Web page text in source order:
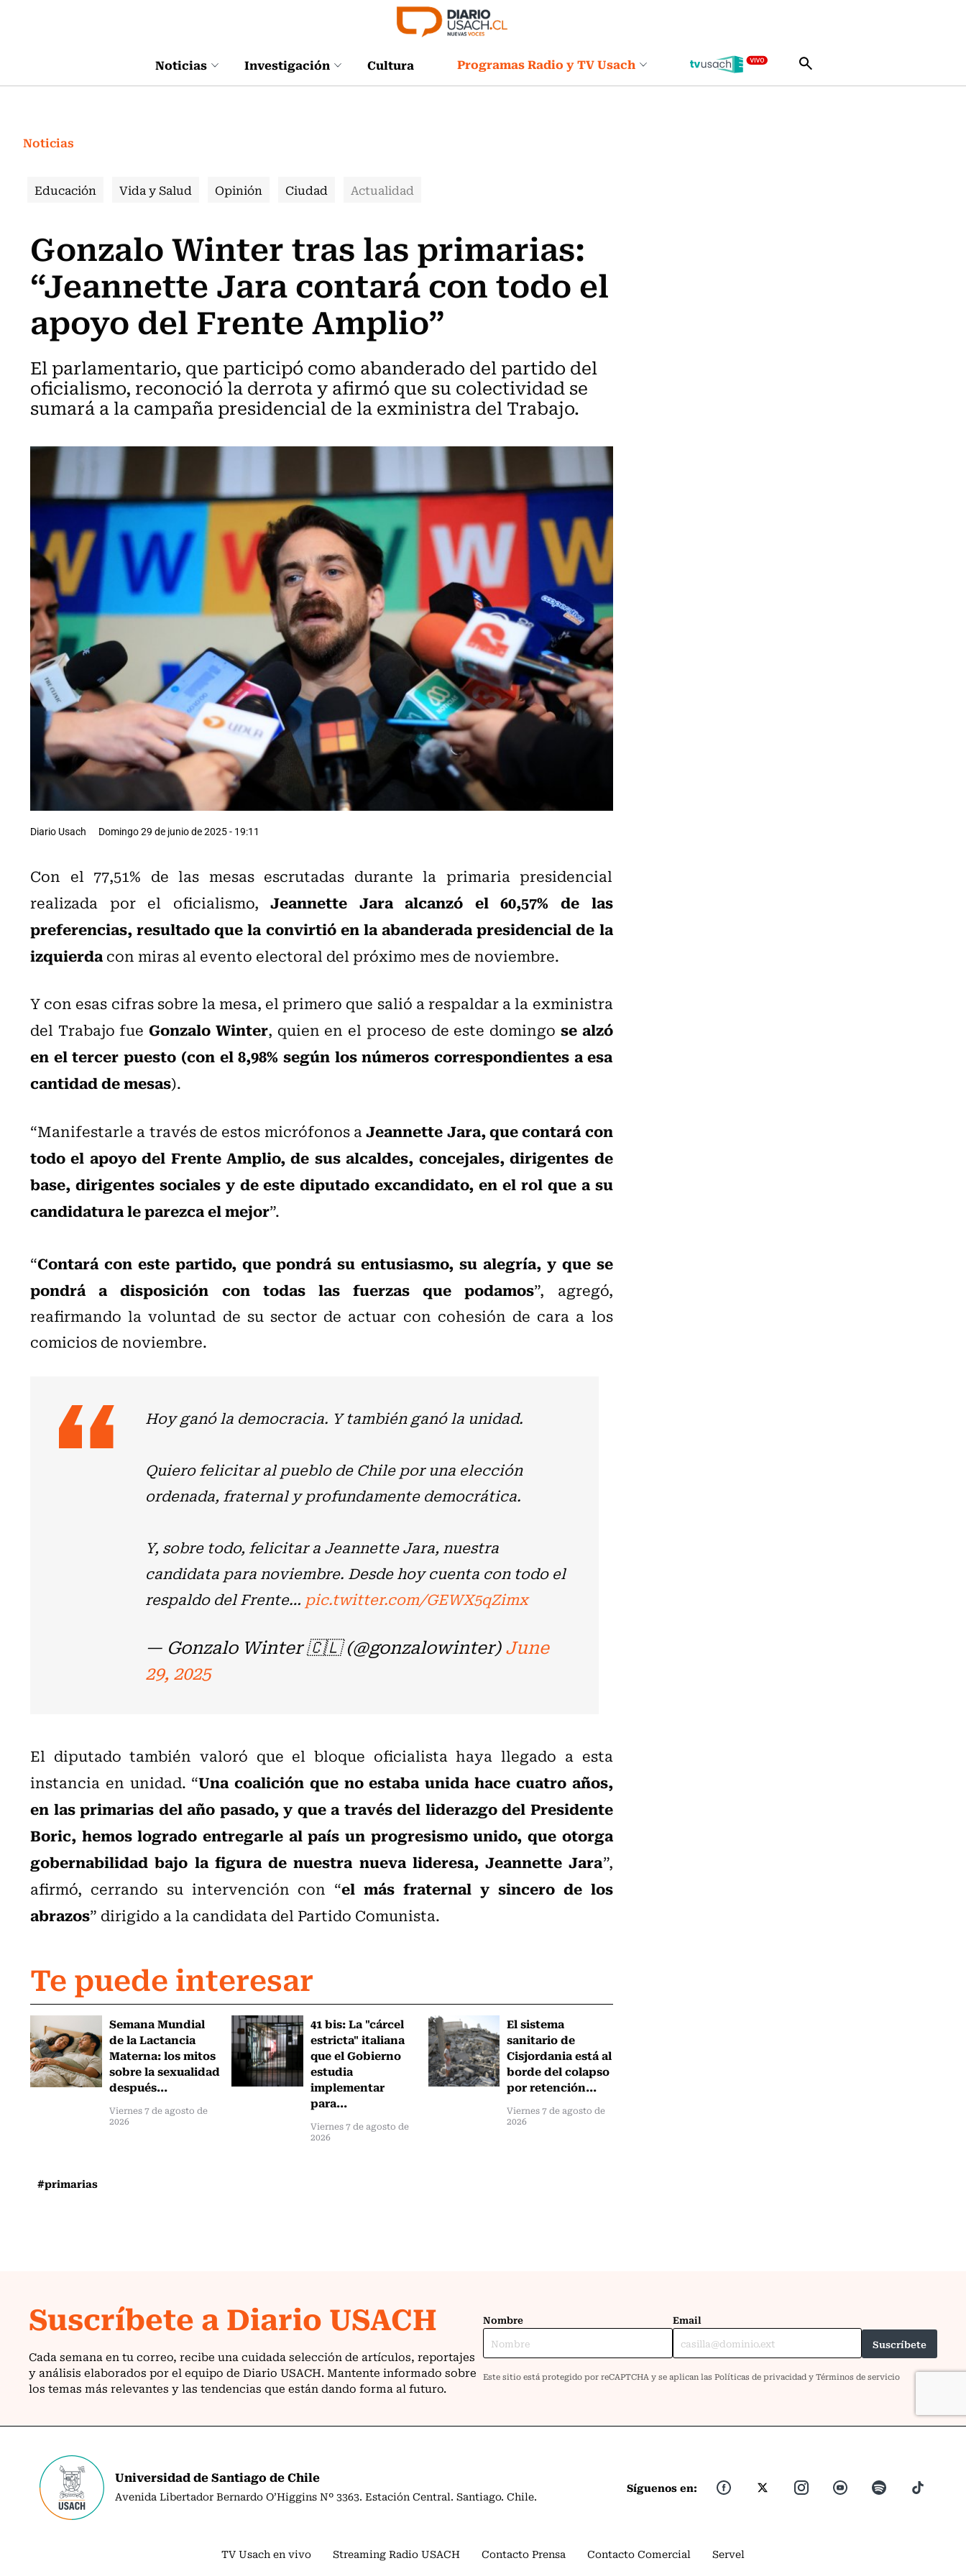
Noticias Investigación Cultura Programas Radio y TV Usach
Noticias
Educación Vida y Salud Opinión Ciudad Actualidad
Gonzalo Winter tras las primarias:
“Jeannette Jara contará con todo el
apoyo del Frente Amplio”
El parlamentario, que participó como abanderado del partido del
oficialismo, reconoció la derrota y afirmó que su colectividad se
sumará a la campaña presidencial de la exministra del Trabajo.
Diario Usach Domingo 29 de junio de 2025 - 19:11
Con el 77,51% de las mesas escrutadas durante la primaria presidencial
realizada por el oficialismo,Jeannette Jara alcanzó el 60,57% de las
preferencias, resultado que la convirtió en la abanderada presidencial de la
izquierdacon miras al evento electoral del próximo mes de noviembre.
Y con esas cifras sobre la mesa, el primero que salió a respaldar a la exministra
del Trabajo fueGonzalo Winter, quien en el proceso de este domingo se alzó
en el tercer puesto (con el 8,98% según los números correspondientes a esa
cantidad de mesas).
“Manifestarle a través de estos micrófonos aJeannette Jara, que contará con
todo el apoyo del Frente Amplio, de sus alcaldes, concejales, dirigentes de
base, dirigentes sociales y de este diputado excandidato, en el rol que a su
candidatura le parezca el mejor”.
“Contará con este partido, que pondrá su entusiasmo, su alegría, y que se
pondrá a disposición con todas las fuerzas que podamos”, agregó,
reafirmando la voluntad de su sector de actuar con cohesión de cara a los
comicios de noviembre.
Hoy ganó la democracia. Y también ganó la unidad.
Quiero felicitar al pueblo de Chile por una elección
ordenada, fraternal y profundamente democrática.
Y, sobre todo, felicitar a Jeannette Jara, nuestra
candidata para noviembre. Desde hoy cuenta con todo el
respaldo del Frente… pic.twitter.com/GEWX5qZimx
— Gonzalo Winter 🇨🇱 (@gonzalowinter)June
29, 2025
El diputado también valoró que el bloque oficialista haya llegado a esta
instancia en unidad. “Una coalición que no estaba unida hace cuatro años,
en las primarias del año pasado, y que a través del liderazgo del Presidente
Boric, hemos logrado entregarle al país un progresismo unido, que otorga
gobernabilidad bajo la figura de nuestra nueva lideresa, Jeannette Jara”,
afirmó, cerrando su intervención con “el más fraternal y sincero de los
abrazos” dirigido a la candidata del Partido Comunista.
Te puede interesar
Semana Mundial
de la Lactancia
Materna: los mitos
sobre la sexualidad
después...
Viernes 7 de agosto de
2026
41 bis: La "cárcel
estricta" italiana
que el Gobierno
estudia
implementar
para...
Viernes 7 de agosto de
2026
El sistema
sanitario de
Cisjordania está al
borde del colapso
por retención...
Viernes 7 de agosto de
2026
#primarias
Universidad de Santiago de Chile
Avenida Libertador Bernardo O’Higgins Nº 3363. Estación Central. Santiago. Chile.
Síguenos en:
TV Usach en vivo Streaming Radio USACH Contacto Prensa Contacto Comercial Servel